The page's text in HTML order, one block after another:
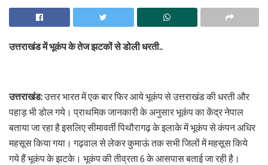
उत्तराखंड में भूकंप के तेज झटकों से डोली धरती..
उत्तराखंड:उत्तर भारत में एक बार फिर आये भूकंप से उत्तराखंड की धरती और
पहाड़ भी डोल गये। प्राथमिक जानकारी के अनुसार भूकंप का केंद्र नेपाल
बताया जा रहा है इसलिए सीमावर्ती पिथौरागढ़ के इलाके में भूकंप से कंपन अधिर
महसूस किया गया। गढ़वाल से लेकर कुमाऊं तक सभी जिलों में महसूस किये
गये हैं भूकंप के झटके। भूकंप की तीव्रता 6 के आसपास बताई जा रही है।